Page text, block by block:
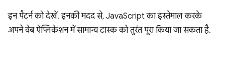
इन पैटर्न को देखें. इनकी मदद से, JavaScript का इस्तेमाल करके
अपने वेब ऐप्लिकेशन में सामान्य टास्क को तुरंत पूरा किया जा सकता है.